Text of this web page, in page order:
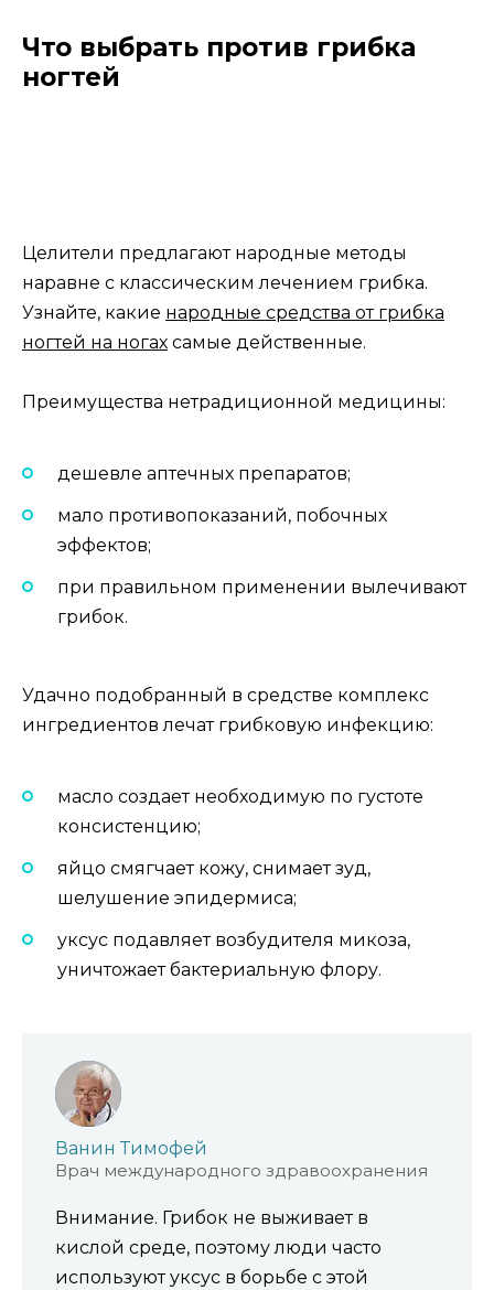
Что выбрать против грибка
ногтей
Целители предлагают народные методы
наравне с классическим лечением грибка.
Узнайте, какие народные средства от грибка
ногтей на ногах самые действенные.
Преимущества нетрадиционной медицины:
дешевле аптечных препаратов;
мало противопоказаний, побочных
эффектов;
при правильном применении вылечивают
грибок.
Удачно подобранный в средстве комплекс
ингредиентов лечат грибковую инфекцию:
масло создает необходимую по густоте
консистенцию;
яйцо смягчает кожу, снимает зуд,
шелушение эпидермиса;
уксус подавляет возбудителя микоза,
уничтожает бактериальную флору.
Ванин Тимофей
Врач международного здравоохранения
Внимание. Грибок не выживает в
кислой среде, поэтому люди часто
используют уксус в борьбе с этой